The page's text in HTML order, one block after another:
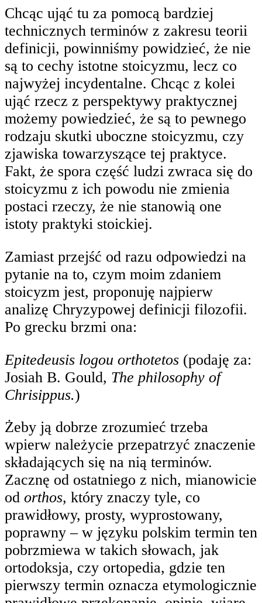
Chcąc ująć tu za pomocą bardziej
technicznych terminów z zakresu teorii
definicji, powinniśmy powidzieć, że nie
są to cechy istotne stoicyzmu, lecz co
najwyżej incydentalne. Chcąc z kolei
ująć rzecz z perspektywy praktycznej
możemy powiedzieć, że są to pewnego
rodzaju skutki uboczne stoicyzmu, czy
zjawiska towarzyszące tej praktyce.
Fakt, że spora część ludzi zwraca się do
stoicyzmu z ich powodu nie zmienia
postaci rzeczy, że nie stanowią one
istoty praktyki stoickiej.
Zamiast przejść od razu odpowiedzi na
pytanie na to, czym moim zdaniem
stoicyzm jest, proponuję najpierw
analizę Chryzypowej definicji filozofii.
Po grecku brzmi ona:
Epitedeusis logou orthotetos (podaję za:
Josiah B. Gould, The philosophy of
Chrisippus.)
Żeby ją dobrze zrozumieć trzeba
wpierw należycie przepatrzyć znaczenie
składających się na nią terminów.
Zacznę od ostatniego z nich, mianowicie
od orthos, który znaczy tyle, co
prawidłowy, prosty, wyprostowany,
poprawny – w języku polskim termin ten
pobrzmiewa w takich słowach, jak
ortodoksja, czy ortopedia, gdzie ten
pierwszy termin oznacza etymologicznie